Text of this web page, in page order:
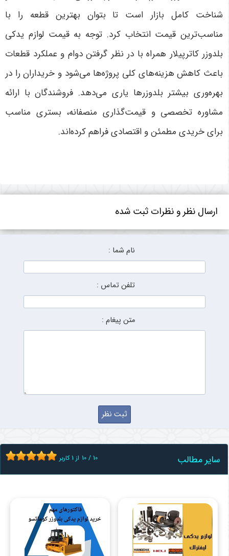
شناخت کامل بازار است تا بتوان بهترین قطعه را با
مناسب‌ترین قیمت انتخاب کرد. توجه به قیمت لوازم یدکی
بلدوزر کاترپیلار همراه با در نظر گرفتن دوام و عملکرد قطعات
باعث کاهش هزینه‌های کلی پروژه‌ها می‌شود و خریداران را در
بهره‌وری بیشتر بلدوزرها یاری می‌دهد. فروشندگان با ارائه
مشاوره تخصصی و قیمت‌گذاری منصفانه، بستری مناسب
برای خریدی مطمئن و اقتصادی فراهم کرده‌اند.
ارسال نظر و نظرات ثبت شده
نام شما :
تلفن تماس :
متن پیغام :
سایر مطالب 10 / 10 از 1کاربر